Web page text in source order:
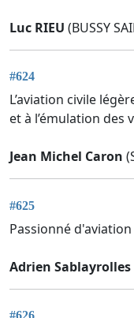
Luc RIEU (BUSSY
#624
L’aviation civile
et à l’émulation des
Jean Michel Caron
#625
Passionné
Adrien Sablayrolles
#626